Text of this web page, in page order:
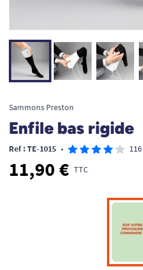
Sammons Preston
Enfile bas rigide
Ref : TE-1015 •
11,90 € TTC